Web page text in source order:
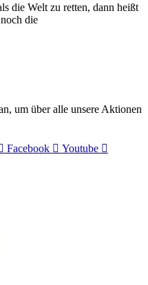
die Welt zu retten, dann heißt
die
um über alle unsere Aktionen
Facebook
Youtube